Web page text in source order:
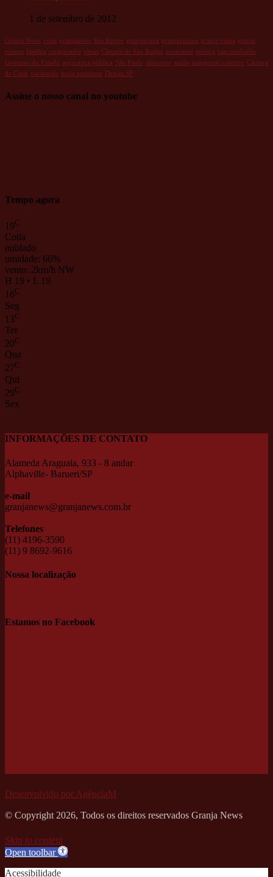
1 de setembro de 2012
Granja News cotia granjanews São Roque granjaviana granjavianna granja viana granja
vianna
Jandira carapicuiba obras Câmara de São Roque economia música caucaiadoalto
Governo do Estado segurança pública São Paulo sãoroque saúde transporte coletivo Câmara
de Cotia vacinação meio ambiente Detran.SP
Assine o nosso canal no youtube
Tempo agora
19C
Cotia
nublado
umidade: 66%
vento: 2km/h NW
H 19 • L 19
16C
Seg
13C
Ter
20C
Qua
27C
Qui
29C
Sex
INFORMAÇÕES DE CONTATO
Alameda Araguaia, 933 - 8 andar
Alphaville- Barueri/SP
e-mail
granjanews@granjanews.com.br
Telefones
(11) 4196-3590
(11) 9 8692-9616
Nossa localização
Estamos no Facebook
Desenvolvido por AgênciaM
© Copyright 2026, Todos os direitos reservados Granja News
Skip to content
Open toolbar
Acessibilidade